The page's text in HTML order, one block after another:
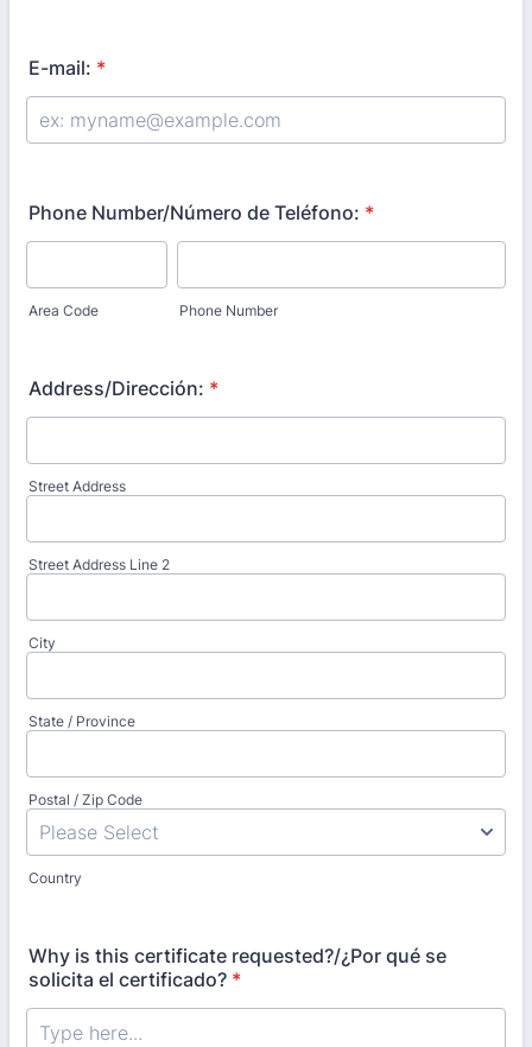
E-mail: *
Phone Number/Número de Teléfono: *
Area Code Phone Number
Address/Dirección: *
Street Address
Street Address Line 2
City
State / Province
Postal / Zip Code
Country
Why is this certificate requested?/¿Por qué se
solicita el certificado? *